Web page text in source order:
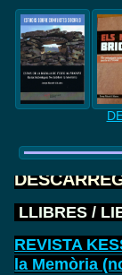
LLIBRES /
REVISTA
la Memòria